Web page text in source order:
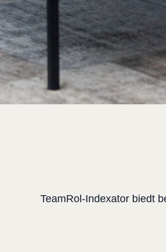
TeamRol-Indexator biedt